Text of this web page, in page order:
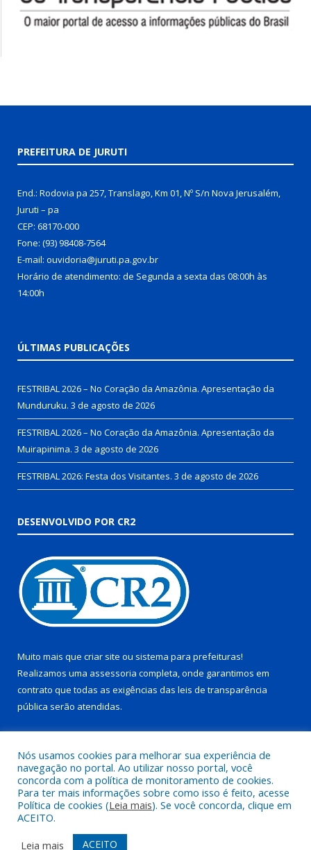
PREFEITURA DE JURUTI
End.: Rodovia pa 257, Translago, Km 01, Nº S/n Nova Jerusalém,
Juruti – pa
CEP: 68170-000
Fone: (93) 98408-7564
E-mail: ouvidoria@juruti.pa.gov.br
Horário de atendimento: de Segunda a sexta das 08:00h às
14:00h
ÚLTIMAS PUBLICAÇÕES
FESTRIBAL 2026 – No Coração da Amazônia. Apresentação da
Munduruku. 3 de agosto de 2026
FESTRIBAL 2026 – No Coração da Amazônia. Apresentação da
Muirapinima. 3 de agosto de 2026
FESTRIBAL 2026: Festa dos Visitantes. 3 de agosto de 2026
DESENVOLVIDO POR CR2
Muito mais que criar site ou sistema para prefeituras!
Realizamos uma assessoria completa, onde garantimos em
contrato que todas as exigências das leis de transparência
pública serão atendidas.
Todos os direitos reservados a Prefeitura Municipal de Juruti.
Mapa do Site
Acessar Área Administrativa
Nós usamos cookies para melhorar sua experiência de
navegação no portal. Ao utilizar nosso portal, você
concorda com a política de monitoramento de cookies.
Para ter mais informações sobre como isso é feito, acesse
Política de cookies (Leia mais). Se você concorda, clique em
ACEITO.
Leia mais
ACEITO